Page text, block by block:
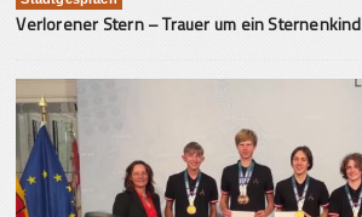
Verlorener Stern – Trauer um ein Sternenkind